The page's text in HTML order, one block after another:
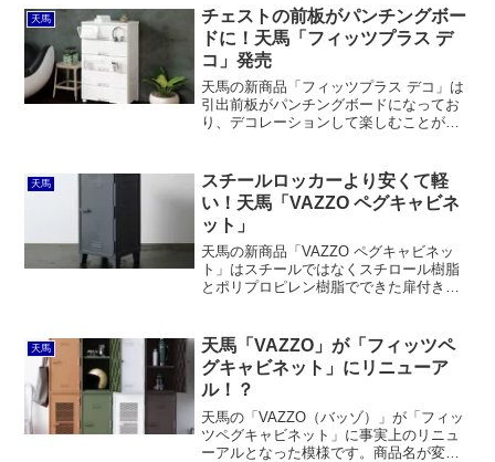
はないんじゃないかと思います。
天馬
チェストの前板がパンチングボー
ドに！天馬「フィッツプラス デ
コ」発売
天馬の新商品「フィッツプラス デコ」は
引出前板がパンチングボードになってお
り、デコレーションして楽しむことがで
トとブラックの2色展開。元祖フィッツプ
ラスと比較して価格が高いわけではあり
ません。
天馬
スチールロッカーより安くて軽
い！天馬「VAZZO ペグキャビネ
ット」
天馬の新商品「VAZZO ペグキャビネッ
ト」はスチールではなくスチロール樹脂
とポリプロピレン樹脂でできた扉付きの
しゃれなスチールキャビネットよりは安
く、軽くて持ち運びやすいのがメリット
と言えるでしょう。
天馬
天馬「VAZZO」が「フィッツペ
グキャビネット」にリニューア
ル！？
天馬の「VAZZO（バッゾ）」が「フィッ
ツペグキャビネット」に事実上のリニュ
ーアルとなった模様です。商品名が変わ